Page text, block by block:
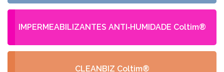
IMPERMEABILIZANTES ANTI‑HUMIDADE Coltim®
CLEANBIZ Coltim®